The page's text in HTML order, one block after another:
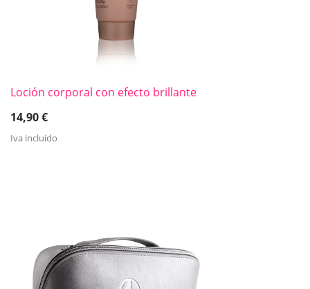
Loción corporal con efecto brillante
14,90€
Iva incluido